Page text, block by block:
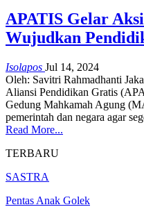
APATIS Gelar
Wujudkan
Isolapos Jul 14, 2024
Oleh: Savitri Rahmadhanti
Aliansi Pendidikan Gratis
Gedung Mahkamah Agung
pemerintah dan negara agar
Read More...
TERBARU
SASTRA
Pentas Anak Golek